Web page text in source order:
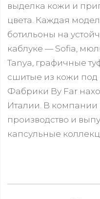
выделка кожи и
цвета. Каждая
ботильоны на
каблуке — Sofia,
Tanya, графичные
сшитые из кожи под
Фабрики By Far
Италии. В
производство и
капсульные